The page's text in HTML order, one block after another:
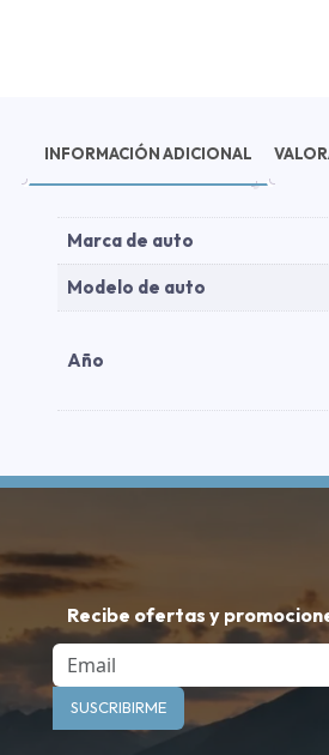
2024-
2026
INFORMACIÓN ADICIONAL
Marca de auto
Modelo de auto
Año
Recibe ofertas y
Email
SUSCRIBIRME